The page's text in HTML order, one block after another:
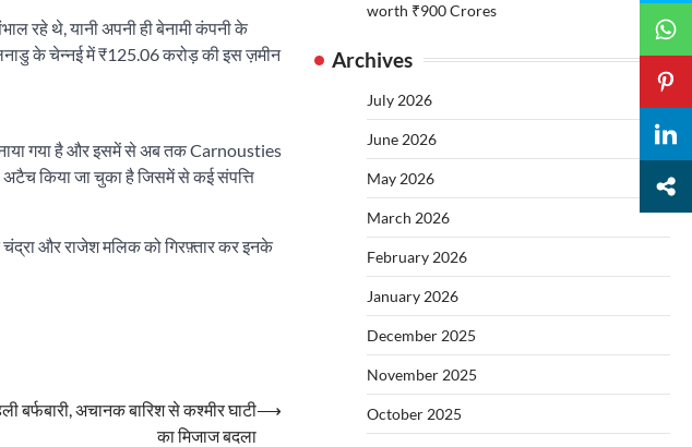
रहे थे, यानी अपनी ही बेनामी कंपनी के
के चेन्नई में ₹125.06 करोड़ की इस ज़मीन
गया है और इसमें से अब तक Carnousties
किया जा चुका है जिसमें से कई संपत्ति
और राजेश मलिक को गिरफ़्तार कर इनके
बर्फबारी, अचानक बारिश से कश्मीर घाटी
का मिजाज बदला
⟶
worth ₹900 Crores
Archives
July 2026
June 2026
May 2026
March 2026
February 2026
January 2026
December 2025
November 2025
October 2025